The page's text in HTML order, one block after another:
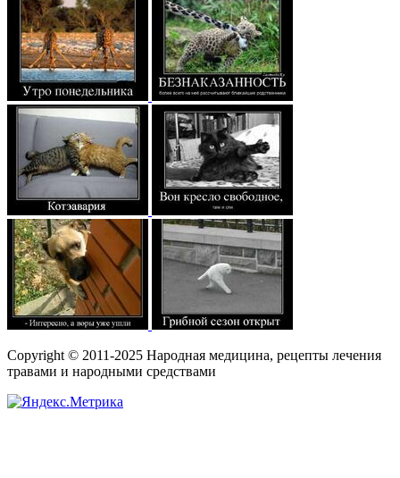
Copyright © 2011-2025 Народная медицина, рецепты лечения
травами и народными средствами